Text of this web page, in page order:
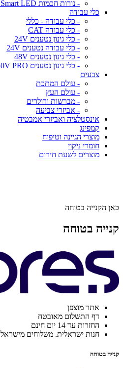
- נורות חכמות Philips Smart LED
כלי עבודה
- כלי עבודה - כללי
- כלי עבודה CAT
- כלי גינון נטענים 24V
- כלי עבודה נטענים 24V
- כלי גינון נטענים 48V
- כלי גינון נטענים 80V PRO
צבעים
- עולם המתכת
- עולם העץ
- מברשות ורולרים
- אביזרי צביעה
אינסטלציה ואביזרי אמבטיה
קמפינג
מוצרי הגיינה וטיפוח
חומרי ניקוי
מוצרים לשעת חירום
כאן הקנייה בטוחה
קנייה בטוחה
אתר מוצפן
דף התשלום מאובטח
החזרות עד 14 יום חינם
חנות ישראלית. משלוחים מישראל
קנייה בטוחה